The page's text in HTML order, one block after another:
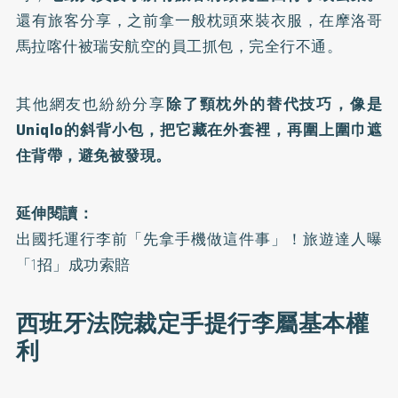
還有旅客分享，之前拿一般枕頭來裝衣服，在摩洛哥
馬拉喀什被瑞安航空的員工抓包，完全行不通。
其他網友也紛紛分享除了頸枕外的替代技巧，像是
Uniqlo的斜背小包，把它藏在外套裡，再圍上圍巾遮
住背帶，避免被發現。
延伸閱讀：
出國托運行李前「先拿手機做這件事」！旅遊達人曝
「1招」成功索賠
西班牙法院裁定手提行李屬基本權
利